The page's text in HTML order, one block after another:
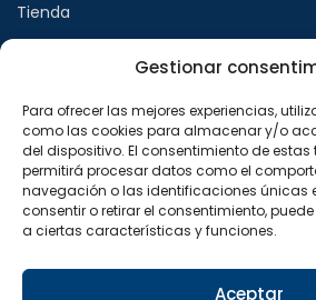
Gestionar
Para ofrecer las mejores experiencias,
como las cookies para almacenar y/o
del dispositivo. El consentimiento de
permitirá procesar datos como el
navegación o las identificaciones únicas
consentir o retirar el consentimiento,
a ciertas características y funciones.
Aceptar
Tienda
Aviso legal
Política de privacidad
Política de cookies
Síguenos en